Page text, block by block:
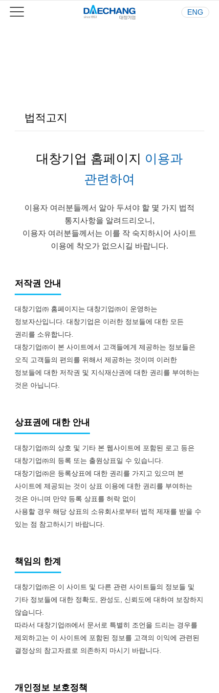
ENG
법적고지
대창기업 홈페이지 이용과
관련하여
이용자 여러분들께서 알아 두셔야 할 몇 가지 법적
통지사항을 알려드리오니,
이용자 여러분들께서는 이를 작 숙지하시어 사이트
이용에 착오가 없으시길 바랍니다.
저작권 안내
대창기업㈜ 홈페이지는 대창기업㈜이 운영하는
정보자산입니다. 대창기업은 이러한 정보들에 대한 모든
권리를 소유합니다.
대창기업㈜이 본 사이트에서 고객들에게 제공하는 정보들은
오직 고객들의 편의를 위해서 제공하는 것이며 이러한
정보들에 대한 저작권 및 지식재산권에 대한 권리를 부여하는
것은 아닙니다.
상표권에 대한 안내
대창기업㈜의 상호 및 기타 본 웹사이트에 포함된 로고 등은
대창기업㈜의 등록 또는 출원상표일 수 있습니다.
대창기업㈜은 등록상표에 대한 권리를 가지고 있으며 본
사이트에 제공되는 것이 상표 이용에 대한 권리를 부여하는
것은 아니며 만약 등록 상표를 허락 없이
사용할 경우 해당 상표의 소유회사로부터 법적 제재를 받을 수
있는 점 참고하시기 바랍니다.
책임의 한계
대창기업㈜은 이 사이트 및 다른 관련 사이트들의 정보들 및
기타 정보들에 대한 정확도, 완성도, 신뢰도에 대하여 보장하지
않습니다.
따라서 대창기업㈜에서 문서로 특별히 조언을 드리는 경우를
제외하고는 이 사이트에 포함된 정보를 고객의 이익에 관련된
결정상의 참고자료로 의존하지 마시기 바랍니다.
개인정보 보호정책